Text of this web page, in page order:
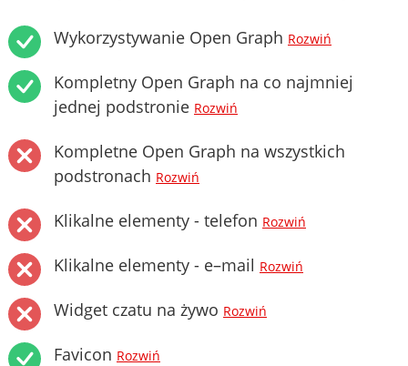
Wykorzystywanie Open Graph Rozwiń
Kompletny Open Graph na co najmniej
jednej podstronie Rozwiń
Kompletne Open Graph na wszystkich
podstronach Rozwiń
Klikalne elementy - telefon Rozwiń
Klikalne elementy - e–mail Rozwiń
Widget czatu na żywo Rozwiń
Favicon Rozwiń